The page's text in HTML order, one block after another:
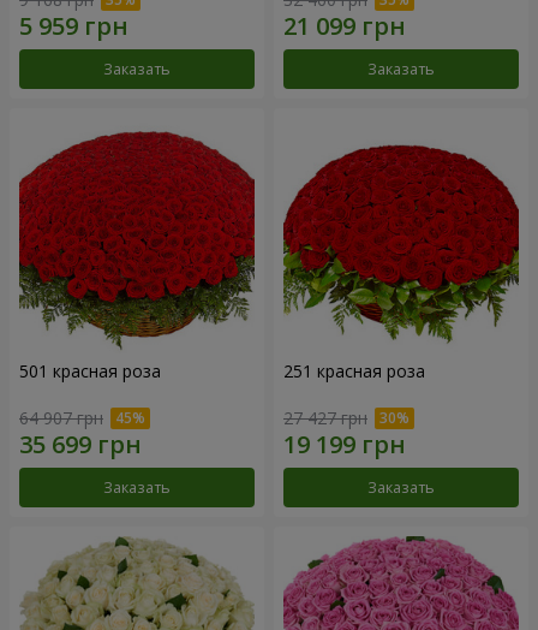
Заказать Заказать
501 красная роза
64 907 грн
Заказать
251 красная роза
27 427 грн
Заказать